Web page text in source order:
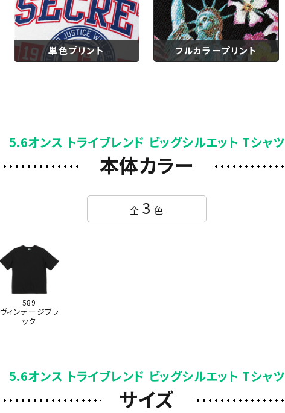
単色プリント フルカラープリント
5.6オンス トライブレンド ビッグシルエット Tシャツ
本体カラー
全 3 色
589
ヴィンテージブラ
ック
5.6オンス トライブレンド ビッグシルエット Tシャツ
サイズ